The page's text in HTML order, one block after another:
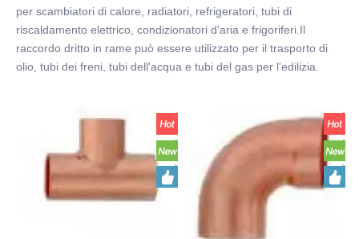
per scambiatori di calore, radiatori, refrigeratori, tubi di
riscaldamento elettrico, condizionatori d'aria e frigoriferi.Il
raccordo dritto in rame può essere utilizzato per il trasporto di
olio, tubi dei freni, tubi dell'acqua e tubi del gas per l'edilizia.